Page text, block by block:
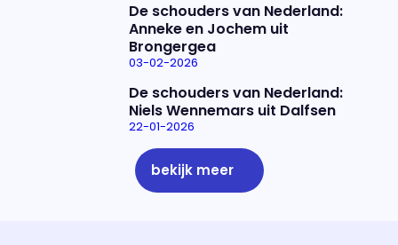
De schouders van Nederland:
Anneke en Jochem uit
Brongergea
03-02-2026
De schouders van Nederland:
Niels Wennemars uit Dalfsen
22-01-2026
bekijk meer